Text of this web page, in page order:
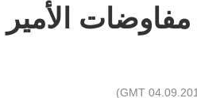
الأمير
)